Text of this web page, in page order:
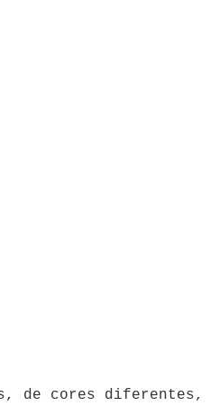
de cores diferentes,